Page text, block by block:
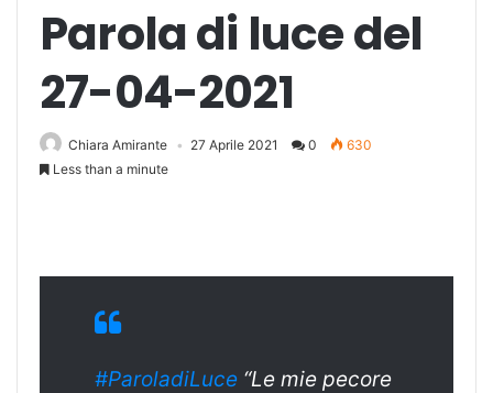
Parola di luce del
27-04-2021
Chiara Amirante 27 Aprile 2021 0
630
Less than a minute
#ParoladiLuce “Le mie pecore